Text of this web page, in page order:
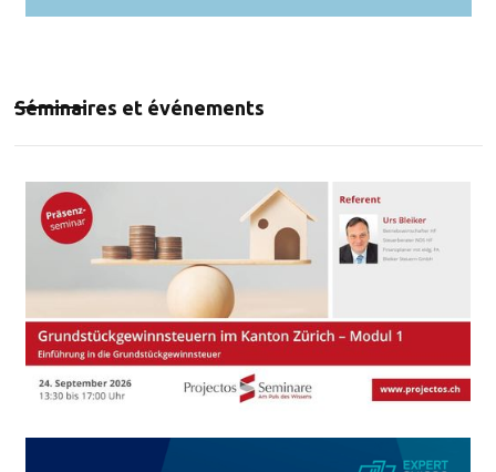
Séminaires et événements